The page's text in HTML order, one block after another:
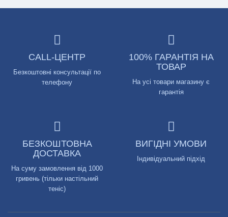
CALL-ЦЕНТР
Безкоштовні консультації по
телефону
100% ГАРАНТІЯ НА
ТОВАР
На усі товари магазину є
гарантія
БЕЗКОШТОВНА
ДОСТАВКА
На суму замовлення від 1000
гривень (тільки настільний
теніс)
ВИГІДНІ УМОВИ
Індивідуальний підхід